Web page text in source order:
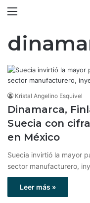
Kristal Angelino Esquivel
Dinamarca,
Suecia con
en México
Suecia invirtió la mayor
sector manufacturero,
Leer más »